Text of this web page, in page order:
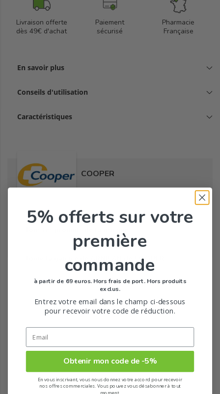
Livraison offerte
dès 49€ d'achat
Paiement
sécurisé
Pharmacie
Française
En savoir plus
Conseils d'utilisation
Caractéristiques
COOPER
Toute la gamme de ARNICAN de COOPER
5% offerts sur votre
première
commande
à partir de 69 euros. Hors frais de port. Hors produits
exclus.
Entrez votre email dans le champ ci-dessous
pour recevoir votre code de réduction.
Obtenir mon code de -5%
En vous inscrivant, vous nous donnez votre accord pour recevoir
nos offres commerciales. Vous pouvez vous désabonner à tout
moment.